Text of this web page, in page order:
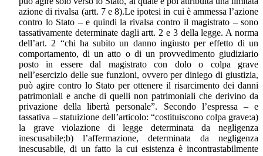
azione di rivalsa (artt. 7 e 8).Le ipotesi in cui è ammessa l’azione
contro lo Stato – e quindi la rivalsa contro il magistrato – sono
tassativamente determinate dagli artt. 2 e 3 della legge. A norma
dell’art. 2 “chi ha subito un danno ingiusto per effetto di un
comportamento, di un atto o di un provvedimento giudiziario
posto in essere dal magistrato con dolo o colpa grave
nell’esercizio delle sue funzioni, ovvero per diniego di giustizia,
può agire contro lo Stato per ottenere il risarcimento dei danni
patrimoniali e anche di quelli non patrimoniali che derivino da
privazione della libertà personale”. Secondo l’espressa – e
tassativa – statuizione dell’articolo: “costituiscono colpa grave:a)
la grave violazione di legge determinata da negligenza
inescusabile;b) l’affermazione, determinata da negligenza
inescusabile, di un fatto la cui esistenza è incontrastabilmente